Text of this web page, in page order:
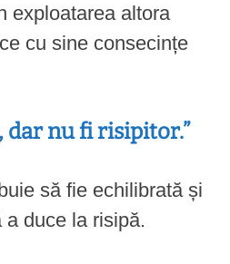
exploatarea altora
cu sine consecințe
dar nu fi risipitor.”
să fie echilibrată și
duce la risipă.